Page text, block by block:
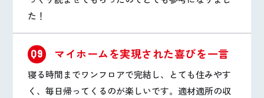
た！
Q9 マイホームを実現された喜びを一言
寝る時間までワンフロアで完結し、とても住みやす
く、毎日帰ってくるのが楽しいです。適材適所の収